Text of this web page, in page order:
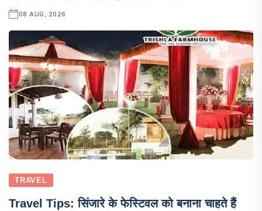
08 AUG, 2026
TRAVEL
Travel Tips: सिंजारे के फेस्टिवल को बनाना चाहते हैं